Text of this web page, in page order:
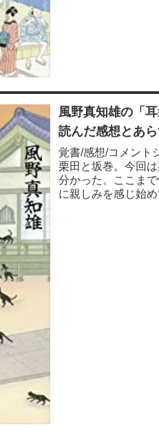
風野真知雄の「
読んだ感想とあ
覚書/感想/コメント
栗田と坂巻。今回
分かった。ここま
に親しみを感じ始